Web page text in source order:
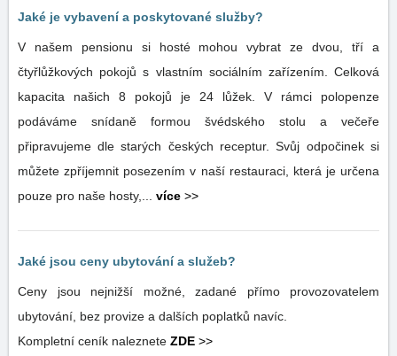
Jaké je vybavení a poskytované služby?
V našem pensionu si hosté mohou vybrat ze dvou, tří a
čtyřlůžkových pokojů s vlastním sociálním zařízením. Celková
kapacita našich 8 pokojů je 24 lůžek. V rámci polopenze
podáváme snídaně formou švédského stolu a večeře
připravujeme dle starých českých receptur. Svůj odpočinek si
můžete zpříjemnit posezením v naší restauraci, která je určena
pouze pro naše hosty,... více >>
Jaké jsou ceny ubytování a služeb?
Ceny jsou nejnižší možné, zadané přímo provozovatelem
ubytování, bez provize a dalších poplatků navíc.
Kompletní ceník naleznete ZDE >>